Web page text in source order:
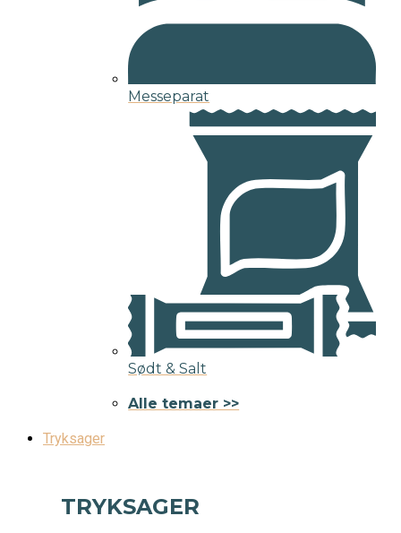
Messeparat
Sødt & Salt
Alle temaer >>
Tryksager
TRYKSAGER